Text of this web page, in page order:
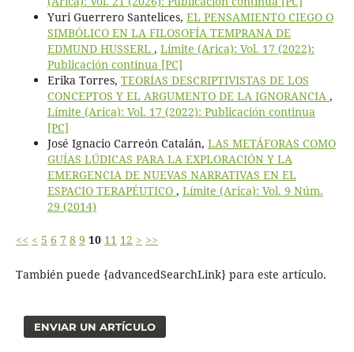
Yuri Guerrero Santelices, EL PENSAMIENTO CIEGO O
SIMBÓLICO EN LA FILOSOFÍA TEMPRANA DE
EDMUND HUSSERL , Límite (Arica): Vol. 17 (2022):
Publicación continua [PC]
Erika Torres, TEORÍAS DESCRIPTIVISTAS DE LOS
CONCEPTOS Y EL ARGUMENTO DE LA IGNORANCIA ,
Límite (Arica): Vol. 17 (2022): Publicación continua
[PC]
José Ignacio Carreón Catalán, LAS METÁFORAS COMO
GUÍAS LÚDICAS PARA LA EXPLORACIÓN Y LA
EMERGENCIA DE NUEVAS NARRATIVAS EN EL
ESPACIO TERAPÉUTICO , Límite (Arica): Vol. 9 Núm.
29 (2014)
<< < 5 6 7 8 9 10 11 12 > >>
También puede {advancedSearchLink} para este artículo.
ENVIAR UN ARTÍCULO